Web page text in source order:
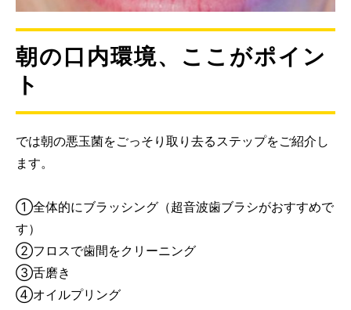
朝の口内環境、ここがポイン
ト
では朝の悪玉菌をごっそり取り去るステップをご紹介し
ます。
①全体的にブラッシング（超音波歯ブラシがおすすめで
す）
②フロスで歯間をクリーニング
③舌磨き
④オイルプリング